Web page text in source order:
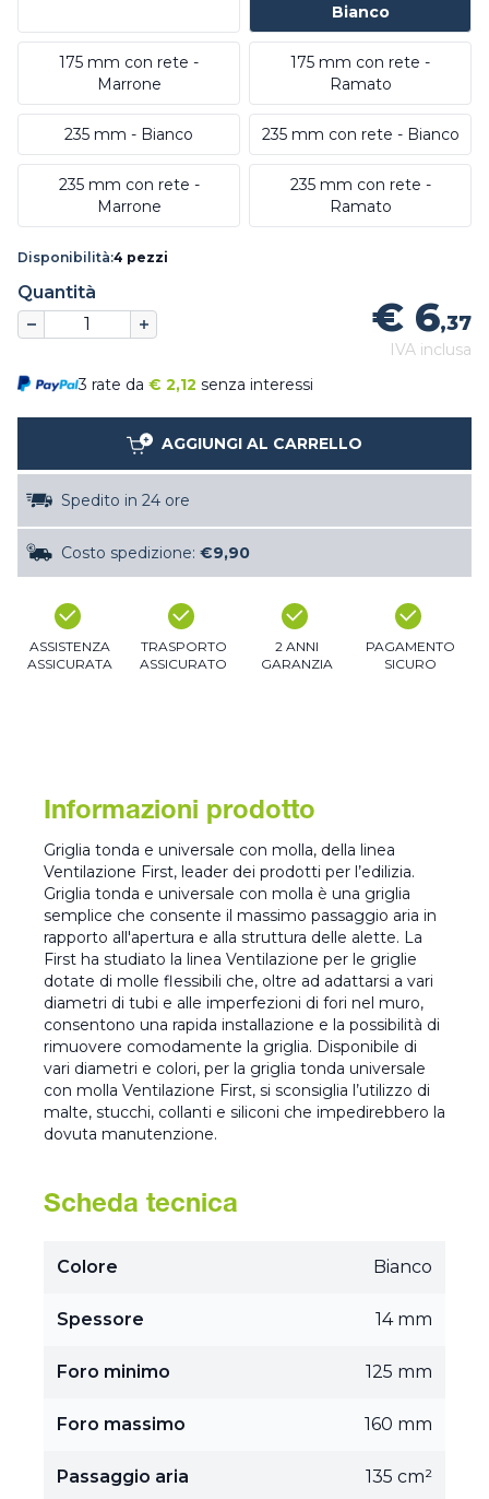
Bianco
175 mm con rete -
Marrone
175 mm con rete -
Ramato
235 mm - Bianco 235 mm con rete - Bianco
235 mm con rete -
Marrone
235 mm con rete -
Ramato
Disponibilità:4 pezzi
Quantità
€ 6,37
IVA inclusa
3 rate da € 2,12 senza interessi
AGGIUNGI AL CARRELLO
Spedito in 24 ore
Costo spedizione: €9,90
ASSISTENZA
ASSICURATA
TRASPORTO
ASSICURATO
2 ANNI
GARANZIA
PAGAMENTO
SICURO
Informazioni prodotto
Griglia tonda e universale con molla, della linea
Ventilazione First, leader dei prodotti per l’edilizia.
Griglia tonda e universale con molla è una griglia
semplice che consente il massimo passaggio aria in
rapporto all'apertura e alla struttura delle alette. La
First ha studiato la linea Ventilazione per le griglie
dotate di molle flessibili che, oltre ad adattarsi a vari
diametri di tubi e alle imperfezioni di fori nel muro,
consentono una rapida installazione e la possibilità di
rimuovere comodamente la griglia. Disponibile di
vari diametri e colori, per la griglia tonda universale
con molla Ventilazione First, si sconsiglia l’utilizzo di
malte, stucchi, collanti e siliconi che impedirebbero la
dovuta manutenzione.
Scheda tecnica
Colore Bianco
Spessore 14 mm
Foro minimo 125 mm
Foro massimo 160 mm
Passaggio aria 135 cm²